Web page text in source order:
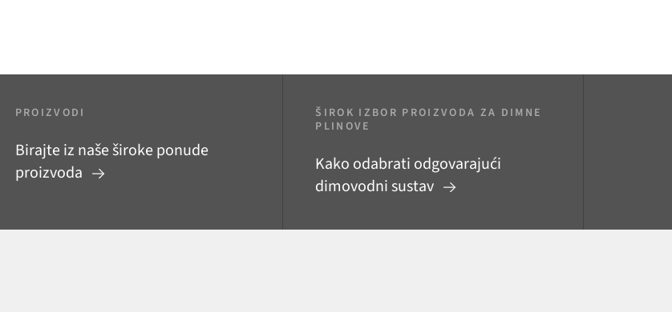
PROIZVODI
Birajte iz naše široke ponude
proizvoda
ŠIROK IZBOR PROIZVODA ZA DIMNE
PLINOVE
Kako odabrati odgovarajući
dimovodni sustav